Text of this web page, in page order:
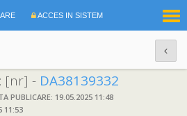
ACCES IN SISTEM
[nr] - DA38139332
PUBLICARE: 19.05.2025 11:48
11:53